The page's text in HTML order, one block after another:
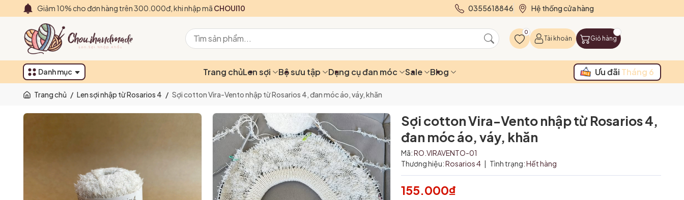
Giảm 10% cho đơn hàng trên 300.000đ, khi nhập mã CHOUI10 0355618846 Hệ thống cửa hàng
0
Tài khoản Giỏ hàng
Danh mục Trang chủLen sợi Bộ sưu tập Dụng cụ đan móc Sale Blog Ưu đãi Tháng 6
Trang chủ / Len sợi nhập từ Rosarios 4 / Sợi cotton Vira-Vento nhập từ Rosarios 4, đan móc áo, váy, khăn
Sợi cotton Vira-Vento nhập từ Rosarios 4,
đan móc áo, váy, khăn
Mã:RO.VIRAVENTO-01
Thương hiệu:Rosarios 4 | Tình trạng:Hết hàng
155.000₫